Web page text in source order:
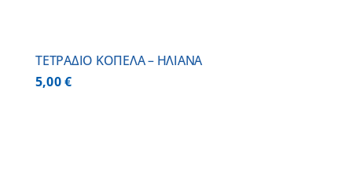
ΤΕΤΡΑΔΙΟ ΚΟΠΕΛΑ – ΗΛΙΑΝΑ
5,00€